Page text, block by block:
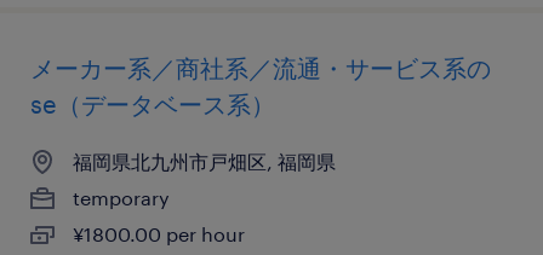
メーカー系／商社系／流通・サービス系の
se（データベース系）
福岡県北九州市戸畑区, 福岡県
temporary
¥1800.00 per hour